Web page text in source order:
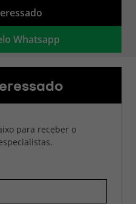
Whatsapp
para receber o